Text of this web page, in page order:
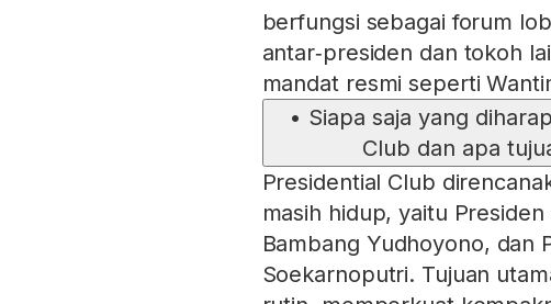
berfungsi sebagai forum
antar‑presiden dan tokoh
mandat resmi seperti
• Siapa saja yang
Club dan apa
Presidential Club
masih hidup, yaitu
Bambang Yudhoyono, dan
Soekarnoputri. Tujuan